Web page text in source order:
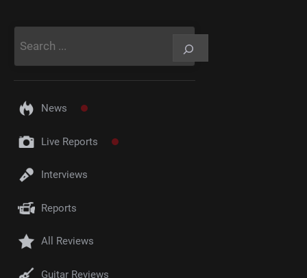
News
Live Reports
Interviews
Reports
All Reviews
Guitar Reviews